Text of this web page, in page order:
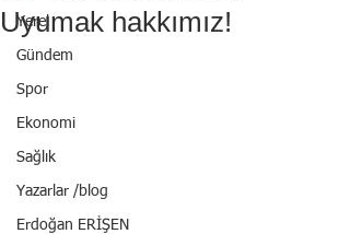
Yerel
Gündem
Spor
Ekonomi
Sağlık
Yazarlar /blog
Erdoğan ERİŞEN
Uyumak hakkımız!